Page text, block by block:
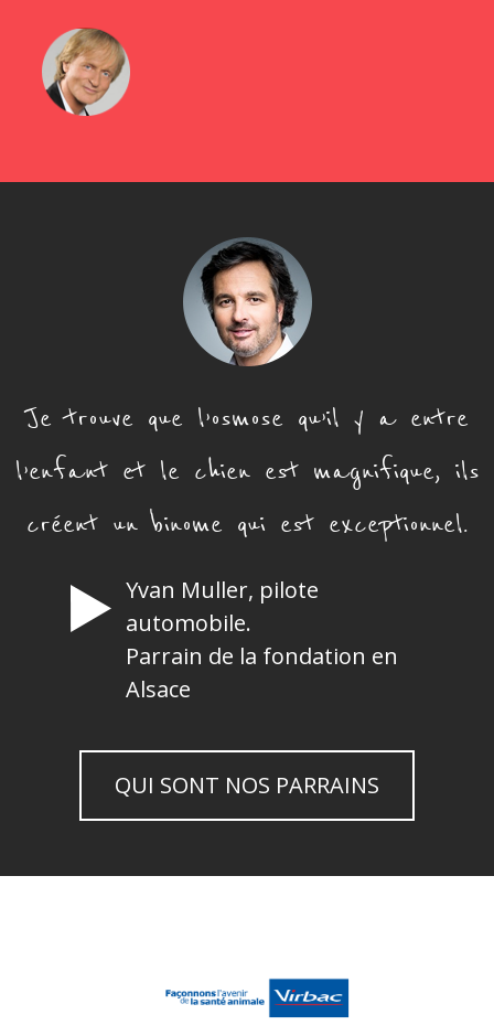
Je trouve que l’osmose qu’il y a entre
l’enfant et le chien est magnifique, ils
créent un binome qui est exceptionnel.
Yvan Muller, pilote
automobile.
Parrain de la fondation en
Alsace
QUI SONT NOS PARRAINS